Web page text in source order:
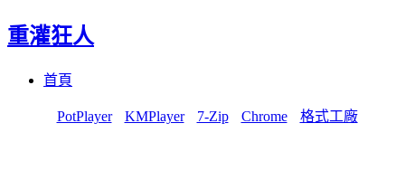
重灌狂人
首頁
PotPlayer KMPlayer 7-Zip Chrome 格式工廠